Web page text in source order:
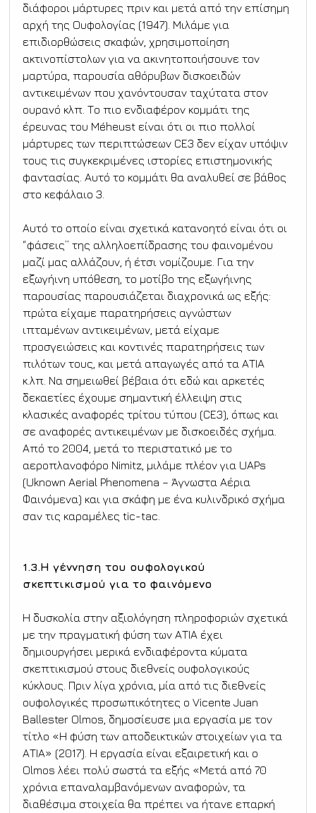
διάφοροι μάρτυρες πριν και μετά από την επίσημη
αρχή της Ουφολογίας (1947). Μιλάμε για
επιδιορθώσεις σκαφών, χρησιμοποίηση
ακτινοπίστολων για να ακινητοποιήσουνε τον
μαρτύρα, παρουσία αθόρυβων δισκοειδών
αντικειμένων που χανόντουσαν ταχύτατα στον
ουρανό κλπ. Το πιο ενδιαφέρον κομμάτι της
έρευνας του Méheust είναι ότι οι πιο πολλοί
μάρτυρες των περιπτώσεων CE3 δεν είχαν υπόψιν
τους τις συγκεκριμένες ιστορίες επιστημονικής
φαντασίας. Αυτό το κομμάτι θα αναλυθεί σε βάθος
στο κεφάλαιο 3.
Αυτό το οποίο είναι σχετικά κατανοητό είναι ότι οι
“φάσεις” της αλληλοεπίδρασης του φαινομένου
μαζί μας αλλάζουν, ή έτσι νομίζουμε. Για την
εξωγήινη υπόθεση, το μοτίβο της εξωγήινης
παρουσίας παρουσιάζεται διαχρονικά ως εξής:
πρώτα είχαμε παρατηρήσεις αγνώστων
ιπταμένων αντικειμένων, μετά είχαμε
προσγειώσεις και κοντινές παρατηρήσεις των
πιλότων τους, και μετά απαγωγές από τα ΑΤΙΑ
κ.λπ. Να σημειωθεί βέβαια ότι εδώ και αρκετές
δεκαετίες έχουμε σημαντική έλλειψη στις
κλασικές αναφορές τρίτου τύπου (CE3), όπως και
σε αναφορές αντικειμένων με δισκοειδές σχήμα.
Από το 2004, μετά το περιστατικό με το
αεροπλανοφόρο Nimitz, μιλάμε πλέον για UAPs
(Uknown Aerial Phenomena – Άγνωστα Αέρια
Φαινόμενα) και για σκάφη με ένα κυλινδρικό σχήμα
σαν τις καραμέλες tic-tac.
1.3.Η γέννηση του ουφολογικού
σκεπτικισμού για το φαινόμενο
Η δυσκολία στην αξιολόγηση πληροφοριών σχετικά
με την πραγματική φύση των ΑΤΙΑ έχει
δημιουργήσει μερικά ενδιαφέροντα κύματα
σκεπτικισμού στους διεθνείς ουφολογικούς
κύκλους. Πριν λίγα χρόνια, μία από τις διεθνείς
ουφολογικές προσωπικότητες ο Vicente Juan
Ballester Olmos, δημοσίευσε μια εργασία με τον
τίτλο «Η φύση των αποδεικτικών στοιχείων για τα
ΑΤΙΑ» (2017). Η εργασία είναι εξαιρετική και ο
Olmos λέει πολύ σωστά τα εξής «Μετά από 70
χρόνια επαναλαμβανόμενων αναφορών, τα
διαθέσιμα στοιχεία θα πρέπει να ήτανε επαρκή